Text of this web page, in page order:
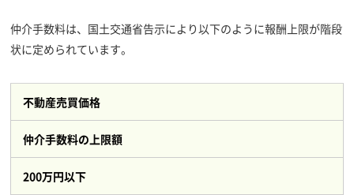
仲介手数料は、国土交通省告示により以下のように報酬上限が階段
状に定められています。
不動産売買価格
仲介手数料の上限額
200万円以下